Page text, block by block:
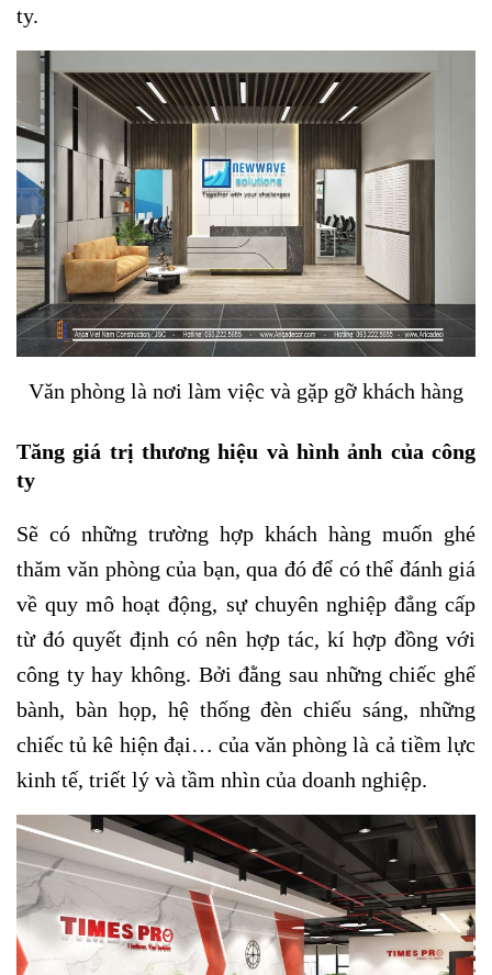
ty.
Văn phòng là nơi làm việc và gặp gỡ khách hàng
Tăng giá trị thương hiệu và hình ảnh của công
ty
Sẽ có những trường hợp khách hàng muốn ghé
thăm văn phòng của bạn, qua đó để có thể đánh giá
về quy mô hoạt động, sự chuyên nghiệp đẳng cấp
từ đó quyết định có nên hợp tác, kí hợp đồng với
công ty hay không. Bởi đằng sau những chiếc ghế
bành, bàn họp, hệ thống đèn chiếu sáng, những
chiếc tủ kê hiện đại… của văn phòng là cả tiềm lực
kinh tế, triết lý và tầm nhìn của doanh nghiệp.